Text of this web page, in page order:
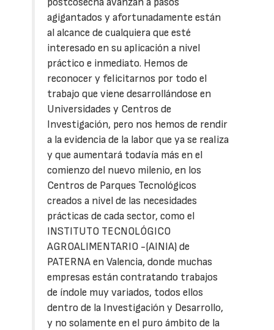
agigantados y afortunadamente están
al alcance de cualquiera que esté
interesado en su aplicación a nivel
práctico e inmediato. Hemos de
reconocer y felicitarnos por todo el
trabajo que viene desarrollándose en
Universidades y Centros de
Investigación, pero nos hemos de rendir
a la evidencia de la labor que ya se realiza
y que aumentará todavía más en el
comienzo del nuevo milenio, en los
Centros de Parques Tecnológicos
creados a nivel de las necesidades
prácticas de cada sector, como el
INSTITUTO TECNOLÓGICO
AGROALIMENTARIO -(AINIA) de
PATERNA en Valencia, donde muchas
empresas están contratando trabajos
de índole muy variados, todos ellos
dentro de la Investigación y Desarrollo,
y no solamente en el puro ámbito de la